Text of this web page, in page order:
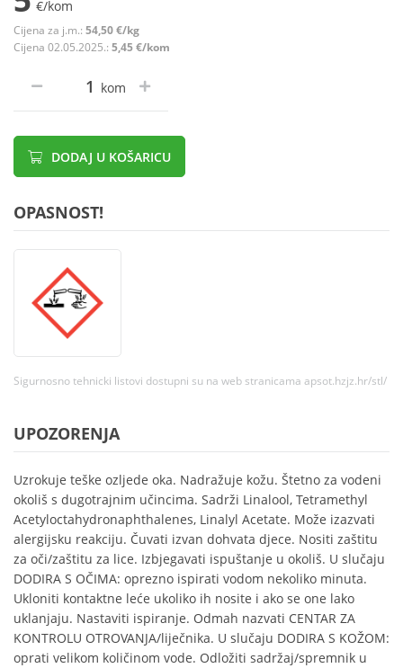
€/kom
Cijena za j.m.: 54,50 €/kg
Cijena 02.05.2025.: 5,45 €/kom
kom
DODAJ U KOŠARICU
OPASNOST!
Sigurnosno tehnicki listovi dostupni su na web stranicama apsot.hzjz.hr/stl/
UPOZORENJA
Uzrokuje teške ozljede oka. Nadražuje kožu. Štetno za vodeni
okoliš s dugotrajnim učincima. Sadrži Linalool, Tetramethyl
Acetyloctahydronaphthalenes, Linalyl Acetate. Može izazvati
alergijsku reakciju. Čuvati izvan dohvata djece. Nositi zaštitu
za oči/zaštitu za lice. Izbjegavati ispuštanje u okoliš. U slučaju
DODIRA S OČIMA: oprezno ispirati vodom nekoliko minuta.
Ukloniti kontaktne leće ukoliko ih nosite i ako se one lako
uklanjaju. Nastaviti ispiranje. Odmah nazvati CENTAR ZA
KONTROLU OTROVANJA/liječnika. U slučaju DODIRA S KOŽOM:
oprati velikom količinom vode. Odložiti sadržaj/spremnik u